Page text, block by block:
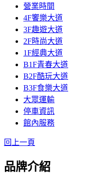
營業時間
4F饗樂大道
3F趣遊大道
2F時尚大道
1F經典大道
B1F青春大道
B2F酷玩大道
B3F食樂大道
大眾運輸
停車資訊
館內服務
回上一頁
品牌介紹